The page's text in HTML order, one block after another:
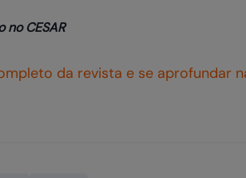
no CESAR
da revista e se aprofundar